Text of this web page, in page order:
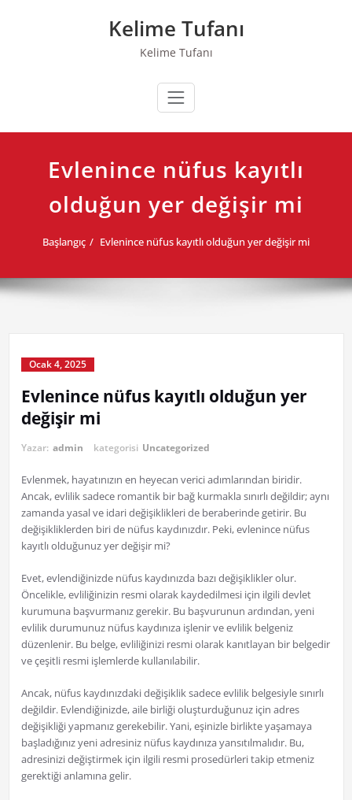
Kelime Tufanı
Kelime Tufanı
Evlenince nüfus kayıtlı
olduğun yer değişir mi
Başlangıç Evlenince nüfus kayıtlı olduğun yer değişir mi
Ocak 4, 2025
Evlenince nüfus kayıtlı olduğun yer
değişir mi
Yazar: admin kategorisi Uncategorized
Evlenmek, hayatınızın en heyecan verici adımlarından biridir.
Ancak, evlilik sadece romantik bir bağ kurmakla sınırlı değildir; aynı
zamanda yasal ve idari değişiklikleri de beraberinde getirir. Bu
değişikliklerden biri de nüfus kaydınızdır. Peki, evlenince nüfus
kayıtlı olduğunuz yer değişir mi?
Evet, evlendiğinizde nüfus kaydınızda bazı değişiklikler olur.
Öncelikle, evliliğinizin resmi olarak kaydedilmesi için ilgili devlet
kurumuna başvurmanız gerekir. Bu başvurunun ardından, yeni
evlilik durumunuz nüfus kaydınıza işlenir ve evlilik belgeniz
düzenlenir. Bu belge, evliliğinizi resmi olarak kanıtlayan bir belgedir
ve çeşitli resmi işlemlerde kullanılabilir.
Ancak, nüfus kaydınızdaki değişiklik sadece evlilik belgesiyle sınırlı
değildir. Evlendiğinizde, aile birliği oluşturduğunuz için adres
değişikliği yapmanız gerekebilir. Yani, eşinizle birlikte yaşamaya
başladığınız yeni adresiniz nüfus kaydınıza yansıtılmalıdır. Bu,
adresinizi değiştirmek için ilgili resmi prosedürleri takip etmeniz
gerektiği anlamına gelir.